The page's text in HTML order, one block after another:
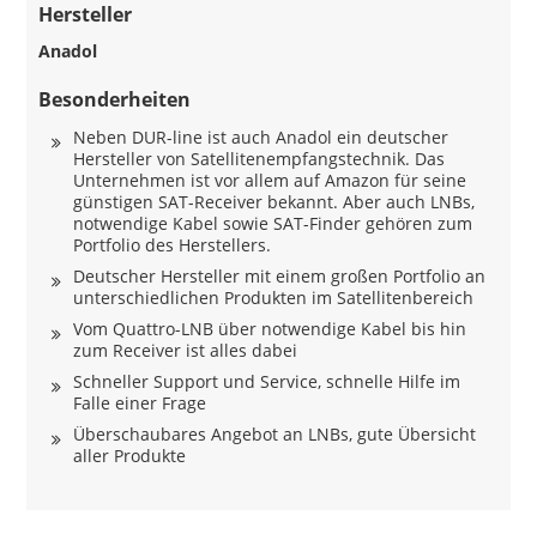
Hersteller
Anadol
Besonderheiten
Neben DUR-line ist auch Anadol ein deutscher
Hersteller von Satellitenempfangstechnik. Das
Unternehmen ist vor allem auf Amazon für seine
günstigen SAT-Receiver bekannt. Aber auch LNBs,
notwendige Kabel sowie SAT-Finder gehören zum
Portfolio des Herstellers.
Deutscher Hersteller mit einem großen Portfolio an
unterschiedlichen Produkten im Satellitenbereich
Vom Quattro-LNB über notwendige Kabel bis hin
zum Receiver ist alles dabei
Schneller Support und Service, schnelle Hilfe im
Falle einer Frage
Überschaubares Angebot an LNBs, gute Übersicht
aller Produkte